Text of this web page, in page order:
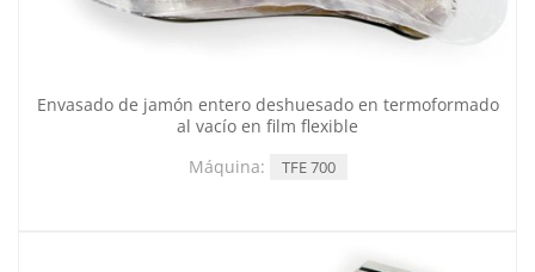
Envasado de jamón entero deshuesado en termoformado
al vacío en film flexible
Máquina:
TFE 700